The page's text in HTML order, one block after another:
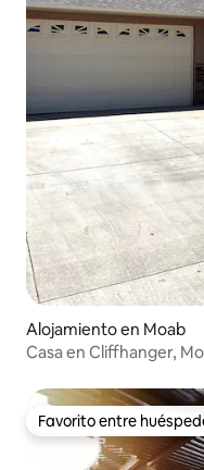
Alojamiento en Moab
Casa en Cliffhanger,
Favorito entre
Favorito entre